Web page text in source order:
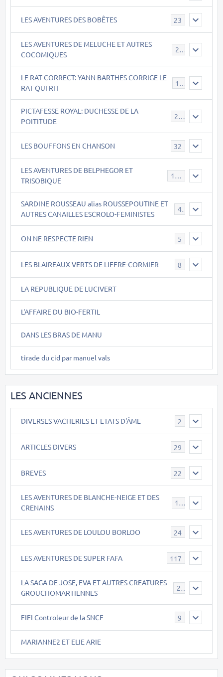
LES AVENTURES DES BOBÊTES 23
LES AVENTURES DE MELUCHE ET AUTRES
COCOMIQUES
22
LE RAT CORRECT: YANN BARTHES CORRIGE LE
RAT QUI RIT
15
PICTAFESSE ROYAL: DUCHESSE DE LA
POITITUDE
23
LES BOUFFONS EN CHANSON 32
LES AVENTURES DE BELPHEGOR ET
TRISOBIQUE
147
SARDINE ROUSSEAU alias ROUSSEPOUTINE ET
AUTRES CANAILLES ESCROLO-FEMINISTES
40
ON NE RESPECTE RIEN 5
LES BLAIREAUX VERTS DE LIFFRE-CORMIER 8
LA REPUBLIQUE DE LUCIVERT
L'AFFAIRE DU BIO-FERTIL
DANS LES BRAS DE MANU
tirade du cid par manuel vals
LES ANCIENNES
DIVERSES VACHERIES ET ETATS D'ÂME 2
ARTICLES DIVERS 29
BREVES 22
LES AVENTURES DE BLANCHE-NEIGE ET DES
CRENAINS
17
LES AVENTURES DE LOULOU BORLOO 24
LES AVENTURES DE SUPER FAFA 117
LA SAGA DE JOSE, EVA ET AUTRES CREATURES
GROUCHOMARTIENNES
26
FIFI Controleur de la SNCF 9
MARIANNE2 ET ELIE ARIE